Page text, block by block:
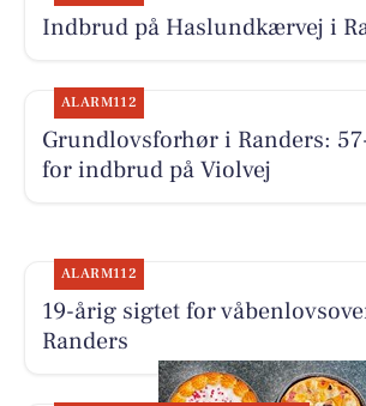
Indbrud på Haslundkærvej i
ALARM112
Grundlovsforhør i Randers:
for indbrud på Violvej
ALARM112
19-årig sigtet for
Randers